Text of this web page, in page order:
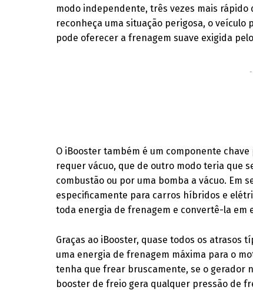
modo independente, três vezes mais rápido
reconheça uma situação perigosa, o veículo
pode oferecer a frenagem suave exigida
-
O iBooster também é um componente
requer vácuo, que de outro modo teria que
combustão ou por uma bomba a vácuo. Em
especificamente para carros híbridos e
toda energia de frenagem e convertê-la em
Graças ao iBooster, quase todos os atrasos
uma energia de frenagem máxima para o
tenha que frear bruscamente, se o gerador
booster de freio gera qualquer pressão de